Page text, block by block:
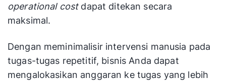
operational costdapat ditekan secara
maksimal.
Dengan meminimalisir intervensi manusia pada
tugas-tugas repetitif, bisnis Anda dapat
mengalokasikan anggaran ke tugas yang lebih